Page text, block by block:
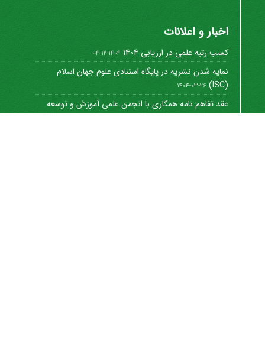
اخبار و اعلانات
کسب رتبه علمی در ارزیابی 1404 1404-12-04
نمایه شدن نشریه در پایگاه استنادی علوم جهان اسلام
(ISC)
1404-03-26
عقد تفاهم نامه همکاری با انجمن علمی آموزش و توسعه
منابع ...